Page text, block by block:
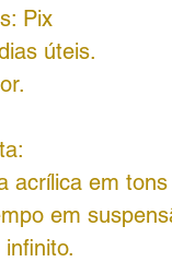
Pix
úteis.
acrílica em
em